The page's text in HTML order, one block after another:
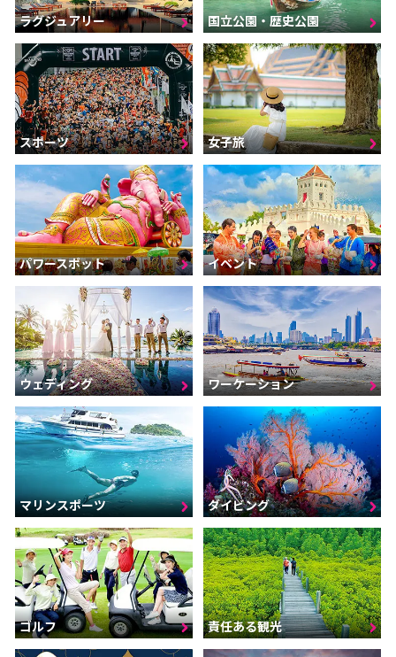
ラグジュアリー 国立公園・歴史公園
スポーツ 女子旅
パワースポット イベント
ウェディング ワーケーション
マリンスポーツ ダイビング
ゴルフ 責任ある観光